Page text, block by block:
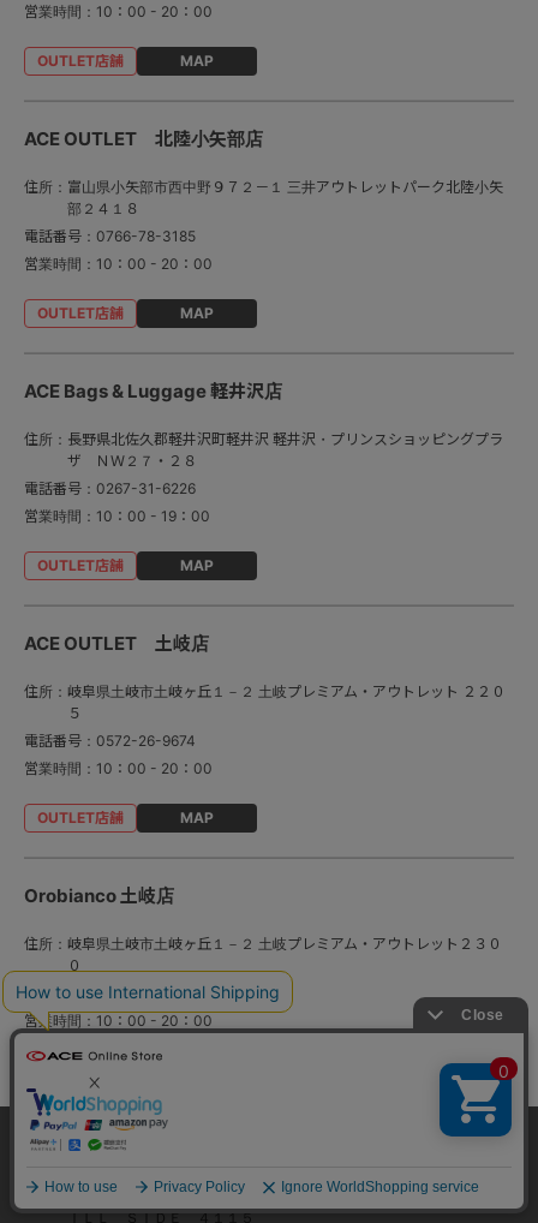
営業時間： 10：00 - 20：00
MAP
ACE OUTLET 北陸小矢部店
住所： 富山県小矢部市西中野９７２－１ 三井アウトレットパーク北陸小矢
部２４１８
電話番号： 0766-78-3185
営業時間： 10：00 - 20：00
MAP
ACE Bags & Luggage 軽井沢店
住所： 長野県北佐久郡軽井沢町軽井沢 軽井沢・プリンスショッピングプラ
ザ ＮＷ２７・２８
電話番号： 0267-31-6226
営業時間： 10：00 - 19：00
MAP
ACE OUTLET 土岐店
住所： 岐阜県土岐市土岐ヶ丘１－２ 土岐プレミアム・アウトレット ２２０
５
電話番号： 0572-26-9674
営業時間： 10：00 - 20：00
MAP
Orobianco 土岐店
住所： 岐阜県土岐市土岐ヶ丘１－２ 土岐プレミアム・アウトレット２３０
０
電話番号：0572-44-7005
営業時間： 10：00 - 20：00
ACE Bags & Luggage 御殿場店
住所：静岡県御殿場市深沢１３１２ 御殿場プレミアム・アウトレット Ｈ
ＩＬＬ ＳＩＤＥ ４１１５
当サイトでは、サイトの利便性向上のため、クッ
て詳細はこちら